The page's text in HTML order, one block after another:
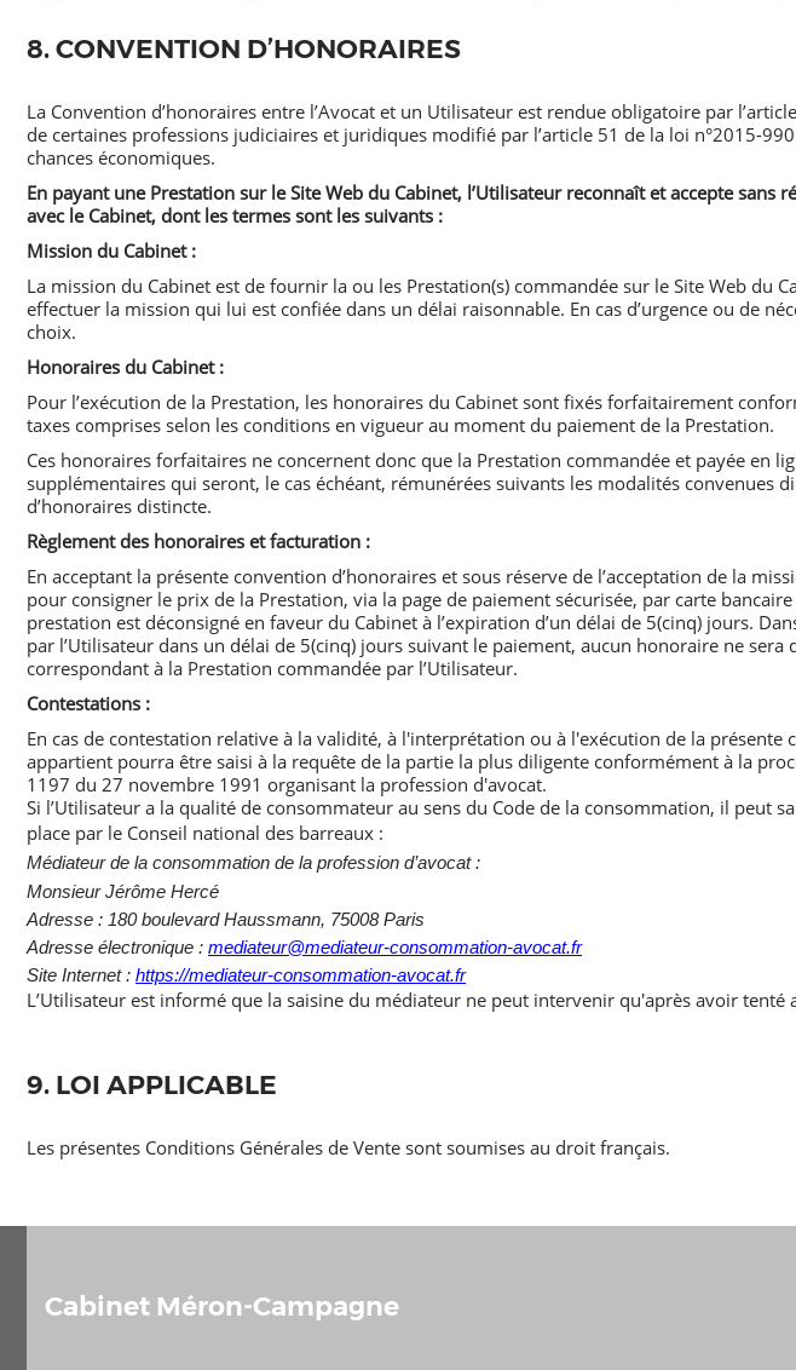
8. CONVENTION D’HONORAIRES
La Convention d’honoraires entre l’Avocat et un Utilisateur est rendue obligatoire par
de certaines professions judiciaires et juridiques modifié par l’article 51 de la loi n°2015-
chances économiques.
En payant une Prestation sur le Site Web du Cabinet, l’Utilisateur reconnaît et accepte sans
avec le Cabinet, dont les termes sont les suivants :
Mission du Cabinet :
La mission du Cabinet est de fournir la ou les Prestation(s) commandée sur le Site Web du
effectuer la mission qui lui est confiée dans un délai raisonnable. En cas d’urgence ou de
choix.
Honoraires du Cabinet :
Pour l’exécution de la Prestation, les honoraires du Cabinet sont fixés forfaitairement
taxes comprises selon les conditions en vigueur au moment du paiement de la Prestation.
Ces honoraires forfaitaires ne concernent donc que la Prestation commandée et payée en
supplémentaires qui seront, le cas échéant, rémunérées suivants les modalités convenues
d’honoraires distincte.
Règlement des honoraires et facturation :
En acceptant la présente convention d’honoraires et sous réserve de l’acceptation de la
pour consigner le prix de la Prestation, via la page de paiement sécurisée, par carte
prestation est déconsigné en faveur du Cabinet à l’expiration d’un délai de 5(cinq) jours.
par l’Utilisateur dans un délai de 5(cinq) jours suivant le paiement, aucun honoraire ne sera
correspondant à la Prestation commandée par l’Utilisateur.
Contestations :
En cas de contestation relative à la validité, à l'interprétation ou à l'exécution de la
appartient pourra être saisi à la requête de la partie la plus diligente conformément à la
1197 du 27 novembre 1991 organisant la profession d'avocat.
Si l’Utilisateur a la qualité de consommateur au sens du Code de la consommation, il peut
place par le Conseil national des barreaux :
Médiateur de la consommation de la profession d’avocat :
Monsieur Jérôme Hercé
Adresse : 180 boulevard Haussmann, 75008 Paris
Adresse électronique : mediateur@mediateur-consommation-avocat.fr
Site Internet : https://mediateur-consommation-avocat.fr
L’Utilisateur est informé que la saisine du médiateur ne peut intervenir qu'après avoir
9. LOI APPLICABLE
Les présentes Conditions Générales de Vente sont soumises au droit français.
Cabinet Méron-Campagne